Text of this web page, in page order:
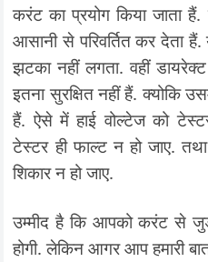
करंट का प्रयोग किया जाता
आसानी से परिवर्तित कर देता
झटका नहीं लगता. वहीं
इतना सुरक्षित नहीं हैं. क्योकि
हैं. ऐसे में हाई वोल्टेज को
टेस्टर ही फाल्ट न हो जाए.
शिकार न हो जाए.
उम्मीद है कि आपको करंट से
होगी. लेकिन आगर आप हमारी